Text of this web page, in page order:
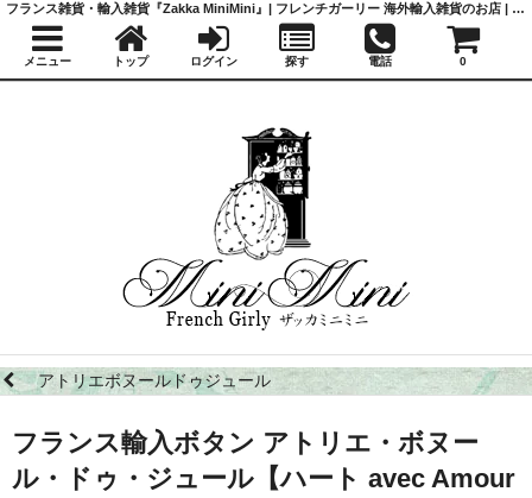
アトリエボヌールドゥジュール
フランス輸入ボタン アトリエ・ボヌー
ル・ドゥ・ジュール【ハート avec Amour
フランス雑貨・輸入雑貨『Zakka MiniMini』| フレンチガーリー 海外輸入雑貨のお店 | かわいい雑貨 | 蚤の市 | アンティーク
メニュー トップ ログイン 探す 電話 0